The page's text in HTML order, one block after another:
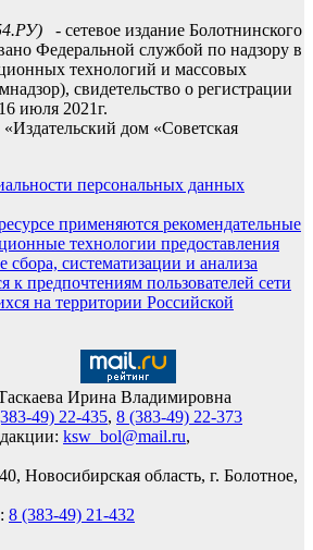
- сетевое издание Болотнинского
Федеральной службой по надзору в
технологий и массовых
свидетельство о регистрации
июля 2021г.
дом «Советская
персональных данных
применяются рекомендательные
технологии предоставления
систематизации и анализа
к предпочтениям пользователей сети
на территории Российской
Ирина Владимировна
49) 22-435, 8 (383-49) 22-373
ksw_bol@mail.ru,
Новосибирская область, г. Болотное,
8 (383-49) 21-432